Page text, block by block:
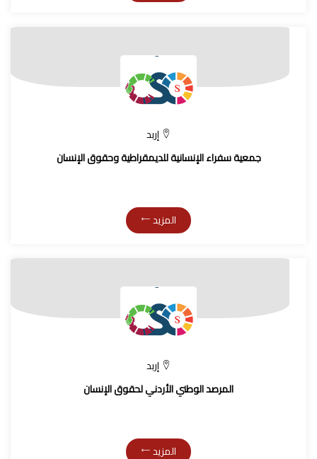
إربد
جمعية سفراء الإنسانية للديمقراطية وحقوق الإنسان
المزيد
إربد
المرصد الوطني الأردني لحقوق الإنسان
المزيد